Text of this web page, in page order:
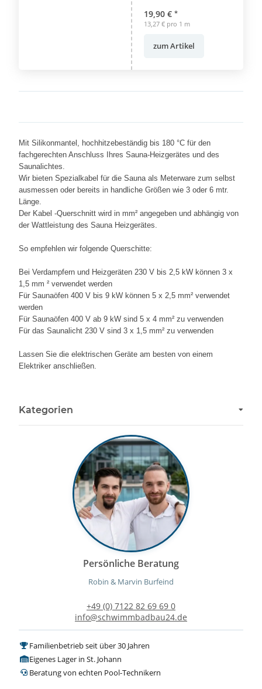
19,90 € *
13,27 € pro 1 m
zum Artikel
Mit Silikonmantel, hochhitzebeständig bis 180 °C für den
fachgerechten Anschluss Ihres Sauna-Heizgerätes und des
Saunalichtes.
Wir bieten Spezialkabel für die Sauna als Meterware zum selbst
ausmessen oder bereits in handliche Größen wie 3 oder 6 mtr.
Länge.
Der Kabel -Querschnitt wird in mm² angegeben und abhängig von
der Wattleistung des Sauna Heizgerätes.
So empfehlen wir folgende Querschitte:
Bei Verdampfern und Heizgeräten 230 V bis 2,5 kW können 3 x
1,5 mm ² verwendet werden
Für Saunaöfen 400 V bis 9 kW können 5 x 2,5 mm² verwendet
werden
Für Saunaöfen 400 V ab 9 kW sind 5 x 4 mm² zu verwenden
Für das Saunalicht 230 V sind 3 x 1,5 mm² zu verwenden
Lassen Sie die elektrischen Geräte am besten von einem
Elektriker anschließen.
Kategorien
Persönliche Beratung
Robin & Marvin Burfeind
+49 (0) 7122 82 69 69 0
info@schwimmbadbau24.de
Familienbetrieb seit über 30 Jahren
Eigenes Lager in St. Johann
Beratung von echten Pool-Technikern